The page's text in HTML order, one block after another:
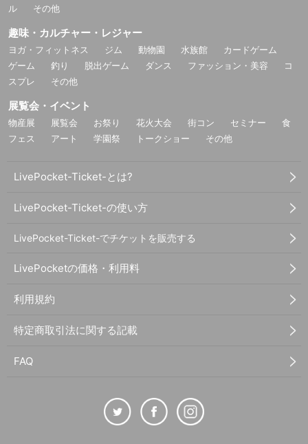
ル
その他
趣味・カルチャー・レジャー
ヨガ・フィットネス ジム 動物園 水族館
カードゲーム
ゲーム
釣り 脱出ゲーム ダンス ファッション・美容
コ
スプレ
その他
展覧会・イベント
物産展 展覧会 お祭り 花火大会 街コン セミナー
食
フェス
アート 学園祭 トークショー その他
LivePocket-Ticket-とは?
LivePocket-Ticket-の使い方
LivePocket-Ticket-でチケットを販売する
LivePocketの価格・利用料
利用規約
特定商取引法に関する記載
FAQ